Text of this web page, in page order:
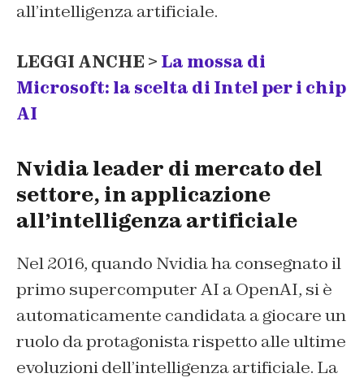
all’intelligenza artificiale.
LEGGI ANCHE > La mossa di
Microsoft: la scelta di Intel per i chip
AI
Nvidia leader di mercato del
settore, in applicazione
all’intelligenza artificiale
Nel 2016, quando Nvidia ha consegnato il
primo supercomputer AI a OpenAI, si è
automaticamente candidata a giocare un
ruolo da protagonista rispetto alle ultime
evoluzioni dell’intelligenza artificiale. La